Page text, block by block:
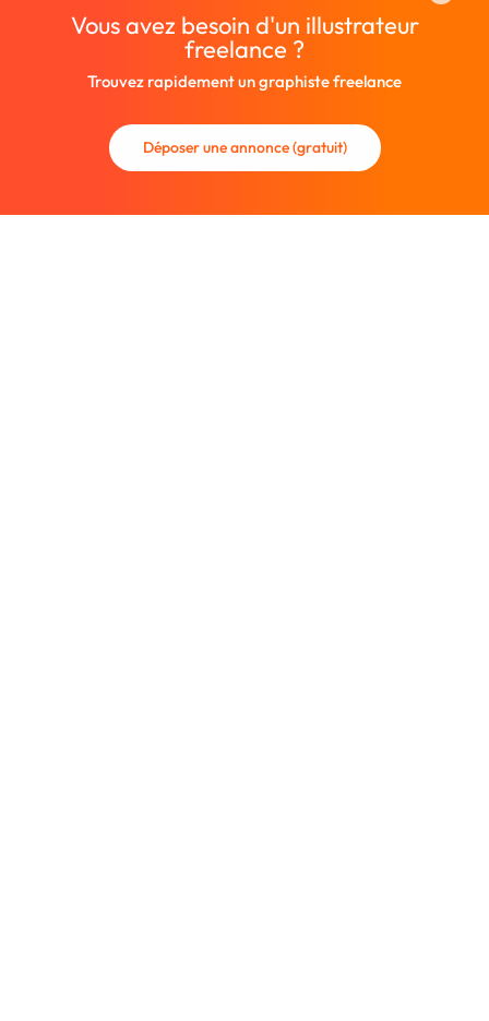
Vous avez besoin d'un illustrateur
freelance ?
Trouvez rapidement un graphiste freelance
Déposer une annonce (gratuit)